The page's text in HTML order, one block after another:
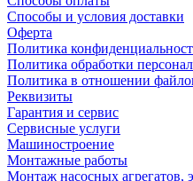
Способы и условия доставки
Оферта
Политика
Политика обработки
Политика в отношении
Реквизиты
Гарантия и сервис
Сервисные услуги
Машиностроение
Монтажные работы
Монтаж насосных агрегатов,